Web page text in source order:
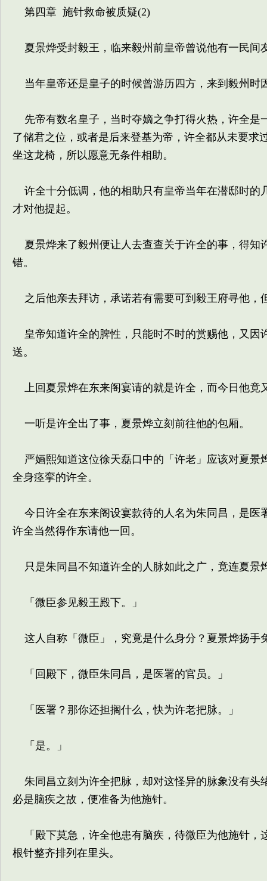
第四章 施针救命被质疑(2)
夏景烨受封毅王，临来毅州前皇帝曾说他有一民间
当年皇帝还是皇子的时候曾游历四方，来到毅州时
先帝有数名皇子，当时夺嫡之争打得火热，许全是
了储君之位，或者是后来登基为帝，许全都从未要
坐这龙椅，所以愿意无条件相助。
许全十分低调，他的相助只有皇帝当年在潜邸时的
才对他提起。
夏景烨来了毅州便让人去查查关于许全的事，得知
错。
之后他亲去拜访，承诺若有需要可到毅王府寻他，
皇帝知道许全的脾性，只能时不时的赏赐他，又因
送。
上回夏景烨在东来阁宴请的就是许全，而今日他竟
一听是许全出了事，夏景烨立刻前往他的包厢。
严婳熙知道这位徐天磊口中的「许老」应该对夏景
全身痉挛的许全。
今日许全在东来阁设宴款待的人名为朱同昌，是医
许全当然得作东请他一回。
只是朱同昌不知道许全的人脉如此之广，竟连夏景
「微臣参见毅王殿下。」
这人自称「微臣」，究竟是什么身分？夏景烨扬手
「回殿下，微臣朱同昌，是医署的官员。」
「医署？那你还担搁什么，快为许老把脉。」
「是。」
朱同昌立刻为许全把脉，却对这怪异的脉象没有头
必是脑疾之故，便准备为他施针。
「殿下莫急，许全他患有脑疾，待微臣为他施针，
根针整齐排列在里头。